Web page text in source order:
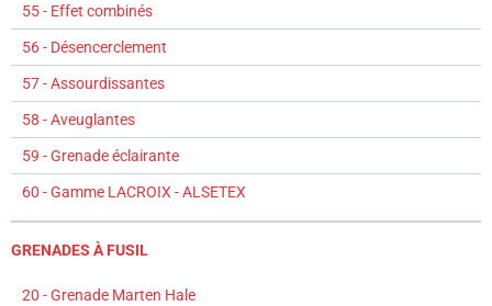
55 - Effet combinés
56 - Désencerclement
57 - Assourdissantes
58 - Aveuglantes
59 - Grenade éclairante
60 - Gamme LACROIX - ALSETEX
GRENADES À FUSIL
20 - Grenade Marten Hale